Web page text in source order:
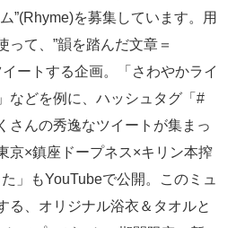
”(Rhyme)を募集しています。用
って、”韻を踏んだ文章＝
ートする企画。「さわやかライ
などを例に、ハッシュタグ「#
んの秀逸なツイートが集まっ
京×鎮座ドープネス×キリン本搾
」もYouTubeで公開。このミュ
る、オリジナル浴衣＆タオルと